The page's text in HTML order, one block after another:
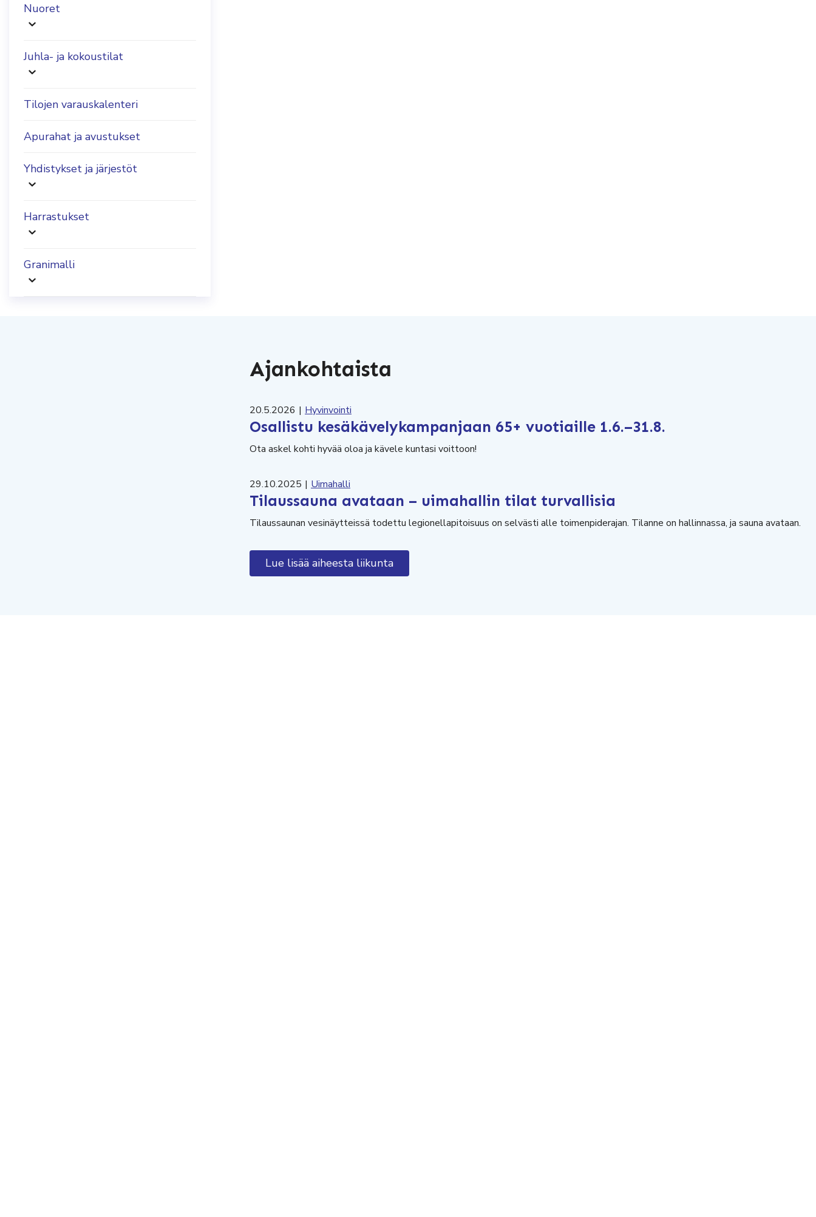
Nuoret
Juhla- ja kokoustilat
Tilojen varauskalenteri
Apurahat ja avustukset
Yhdistykset ja järjestöt
Harrastukset
Granimalli
Ajankohtaista
20.5.2026 | Hyvinvointi
Osallistu kesäkävelykampanjaan 65+ vuotiaille 1.6.–31.8.
Ota askel kohti hyvää oloa ja kävele kuntasi voittoon!
29.10.2025 | Uimahalli
Tilaussauna avataan – uimahallin tilat turvallisia
Tilaussaunan vesinäytteissä todettu legionellapitoisuus on selvästi alle toimenpiderajan. Tilanne on hallinnassa, ja sauna avataan.
Lue lisää aiheesta liikunta